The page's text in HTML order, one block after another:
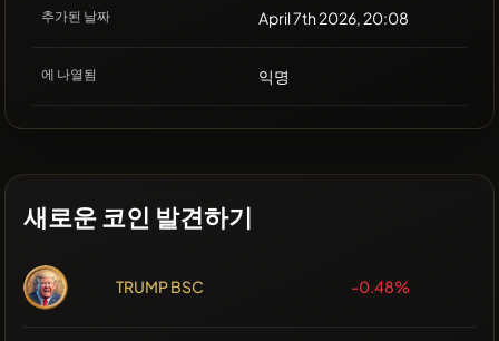
추가된 날짜 April 7th 2026, 20:08
에 나열됨 익명
새로운 코인 발견하기
TRUMP BSC -0.48%